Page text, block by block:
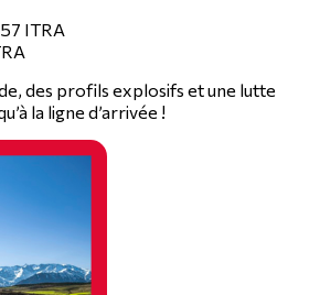
ITRA
des profils explosifs et une lutte
la ligne d’arrivée !